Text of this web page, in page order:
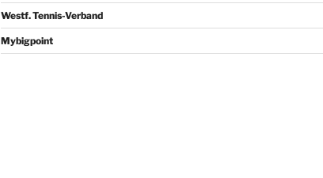
Westf. Tennis-Verband
Mybigpoint